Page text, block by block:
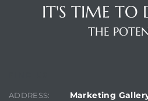
IT'S TIME TO
THE
ADDRESS:
Marketing